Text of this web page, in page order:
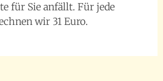
für Sie anfällt. Für jede
wir 31 Euro.